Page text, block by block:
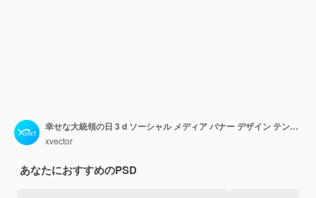
幸せな大統領の日 3 d ソーシャル メディア バナー デザイン テンプレート
xvector
あなたにおすすめのPSD